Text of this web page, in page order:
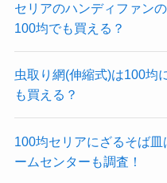
セリアのハンディファン
100均でも買える？
虫取り網(伸縮式)は100均
も買える？
100均セリアにざるそば
ームセンターも調査！